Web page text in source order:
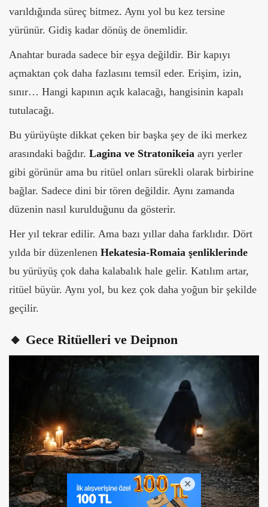
varıldığında süreç bitmez. Aynı yol bu kez tersine
yürünür. Gidiş kadar dönüş de önemlidir.
Anahtar burada sadece bir eşya değildir. Bir kapıyı
açmaktan çok daha fazlasını temsil eder. Erişim, izin,
sınır… Hangi kapının açık kalacağı, hangisinin kapalı
tutulacağı.
Bu yürüyüşte dikkat çeken bir başka şey de iki merkez
arasındaki bağdır. Lagina ve Stratonikeia ayrı yerler
gibi görünür ama bu ritüel onları sürekli olarak birbirine
bağlar. Sadece dini bir tören değildir. Aynı zamanda
düzenin nasıl kurulduğunu da gösterir.
Her yıl tekrar edilir. Ama bazı yıllar daha farklıdır. Dört
yılda bir düzenlenen Hekatesia-Romaia şenliklerinde
bu yürüyüş çok daha kalabalık hale gelir. Katılım artar,
ritüel büyür. Aynı yol, bu kez çok daha yoğun bir şekilde
geçilir.
🔸 Gece Ritüelleri ve Deipnon